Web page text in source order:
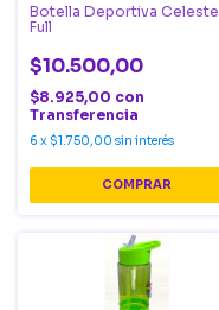
Botella Deportiva Celeste
Full
$10.500,00
$8.925,00 con
Transferencia
6 x $1.750,00 sin interés